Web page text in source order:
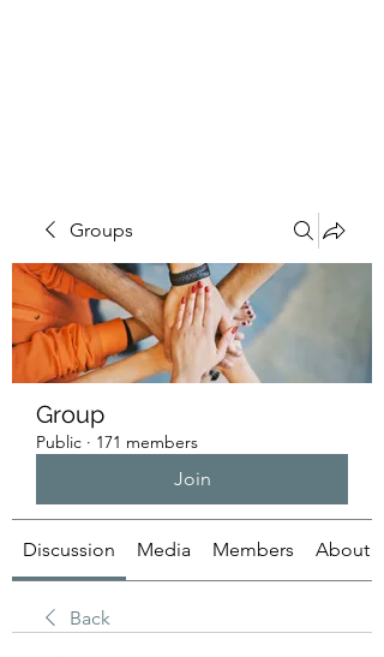
Groups
Group
Public · 171 members
Join
Discussion Media Members About
Back